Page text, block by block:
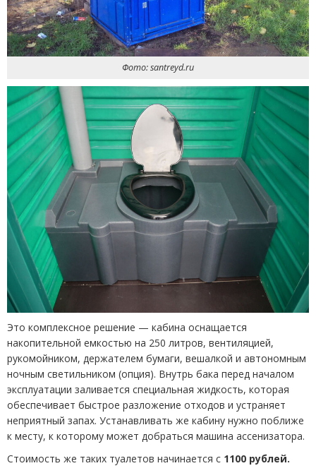
Фото: santreyd.ru
Это комплексное решение — кабина оснащается
накопительной емкостью на 250 литров, вентиляцией,
рукомойником, держателем бумаги, вешалкой и автономным
ночным светильником (опция). Внутрь бака перед началом
эксплуатации заливается специальная жидкость, которая
обеспечивает быстрое разложение отходов и устраняет
неприятный запах. Устанавливать же кабину нужно поближе
к месту, к которому может добраться машина ассенизатора.
Стоимость же таких туалетов начинается с 1100 рублей.